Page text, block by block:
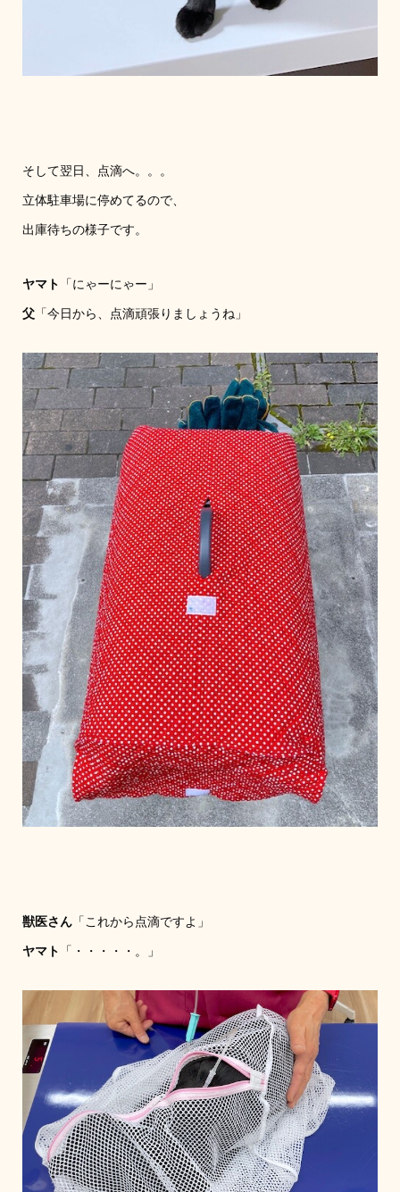
そして翌日、点滴へ。。。
立体駐車場に停めてるので、
出庫待ちの様子です。
ヤマト 「にゃーにゃー」
父「今日から、点滴頑張りましょうね」
獣医さん「これから点滴ですよ」
ヤマト 「・・・・・。」